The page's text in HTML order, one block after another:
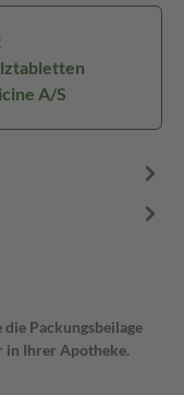
A/S
Packungsbeilage
in Ihrer Apotheke.